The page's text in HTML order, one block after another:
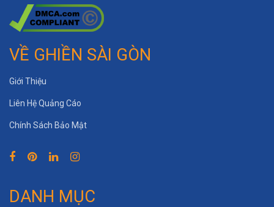
VỀ GHIỀN SÀI GÒN
Giới Thiệu
Liên Hệ Quảng Cáo
Chính Sách Bảo Mật
DANH MỤC